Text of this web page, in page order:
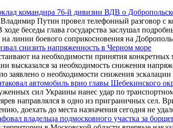
командира 76-й дивизии ВДВ о
Путин провел телефонный разговор
беседы глава государства заслушал
на линии боевого соприкосновения на
снизить напряженность в Черном море
на необходимости принятия
высказался за необходимость снижения
заявлено о необходимости снижения
автомобиль врио главы Шебекинского
сил Украины нанес удар по
направлялся в одно из приграничных
доехать до места назначения сегодня не
владельца подмосковного участка за